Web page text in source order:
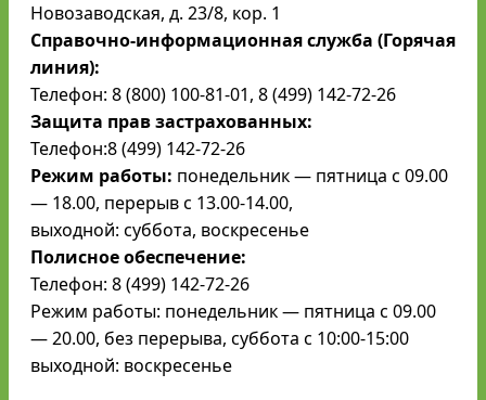
Новозаводская, д. 23/8, кор. 1
Справочно-информационная служба (Горячая
линия):
Телефон: 8 (800) 100-81-01, 8 (499) 142-72-26
Защита прав застрахованных:
Телефон:8 (499) 142-72-26
Режим работы: понедельник — пятница с 09.00
— 18.00, перерыв с 13.00-14.00,
выходной: суббота, воскресенье
Полисное обеспечение:
Телефон: 8 (499) 142-72-26
Режим работы: понедельник — пятница с 09.00
— 20.00, без перерыва, суббота с 10:00-15:00
выходной: воскресенье